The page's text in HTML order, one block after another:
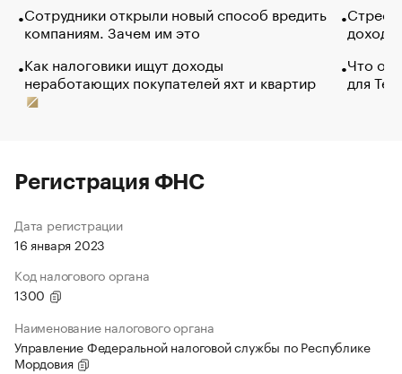
Сотрудники открыли новый способ вредить
компаниям. Зачем им это
Как налоговики ищут доходы
неработающих покупателей яхт и квартир
Что
для
Регистрация ФНС
Дата регистрации
16 января 2023
Код налогового органа
1300
Наименование налогового органа
Управление Федеральной налоговой службы по Республике
Мордовия